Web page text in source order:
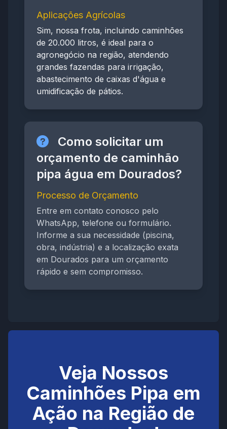
Aplicações Agrícolas
Sim, nossa frota, incluindo caminhões
de 20.000 litros, é ideal para o
agronegócio na região, atendendo
grandes fazendas para irrigação,
abastecimento de caixas d'água e
umidificação de pátios.
Como solicitar um
orçamento de caminhão
pipa água em Dourados?
Processo de Orçamento
Entre em contato conosco pelo
WhatsApp, telefone ou formulário.
Informe a sua necessidade (piscina,
obra, indústria) e a localização exata
em Dourados para um orçamento
rápido e sem compromisso.
Veja Nossos
Caminhões Pipa em
Ação na Região de